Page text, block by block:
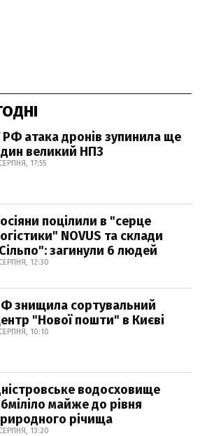
РФ атака дронів зупинила ще
великий НПЗ
17:55
поцілили в "серце
NOVUS та склади
загинули 6 людей
12:30
знищила сортувальний
"Нової пошти" в Києві
10:10
водосховище
майже до рівня
річища
13:20